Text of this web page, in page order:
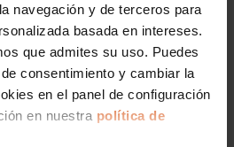
navegación y de terceros para
basada en intereses.
que admites su uso. Puedes
consentimiento y cambiar la
en el panel de configuración
en nuestra política de